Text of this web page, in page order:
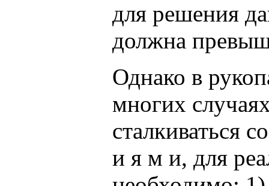
для решения
должна
Однако в
многих
сталкиваться
и я м и, для